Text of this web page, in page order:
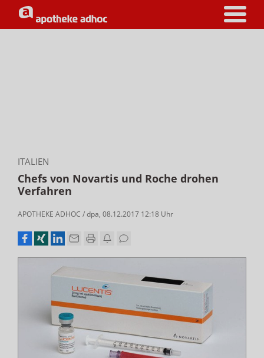
ITALIEN
Chefs von Novartis und Roche drohen
Verfahren
APOTHEKE ADHOC /dpa, 08.12.2017 12:18 Uhr